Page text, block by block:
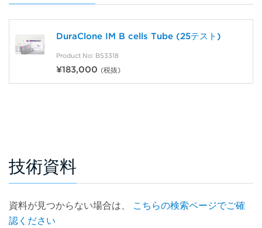
DuraClone IM B cells Tube (25テスト)
Product No: B53318
¥183,000 (税抜)
技術資料
資料が見つからない場合は、
こちらの検索ページでご確
認ください